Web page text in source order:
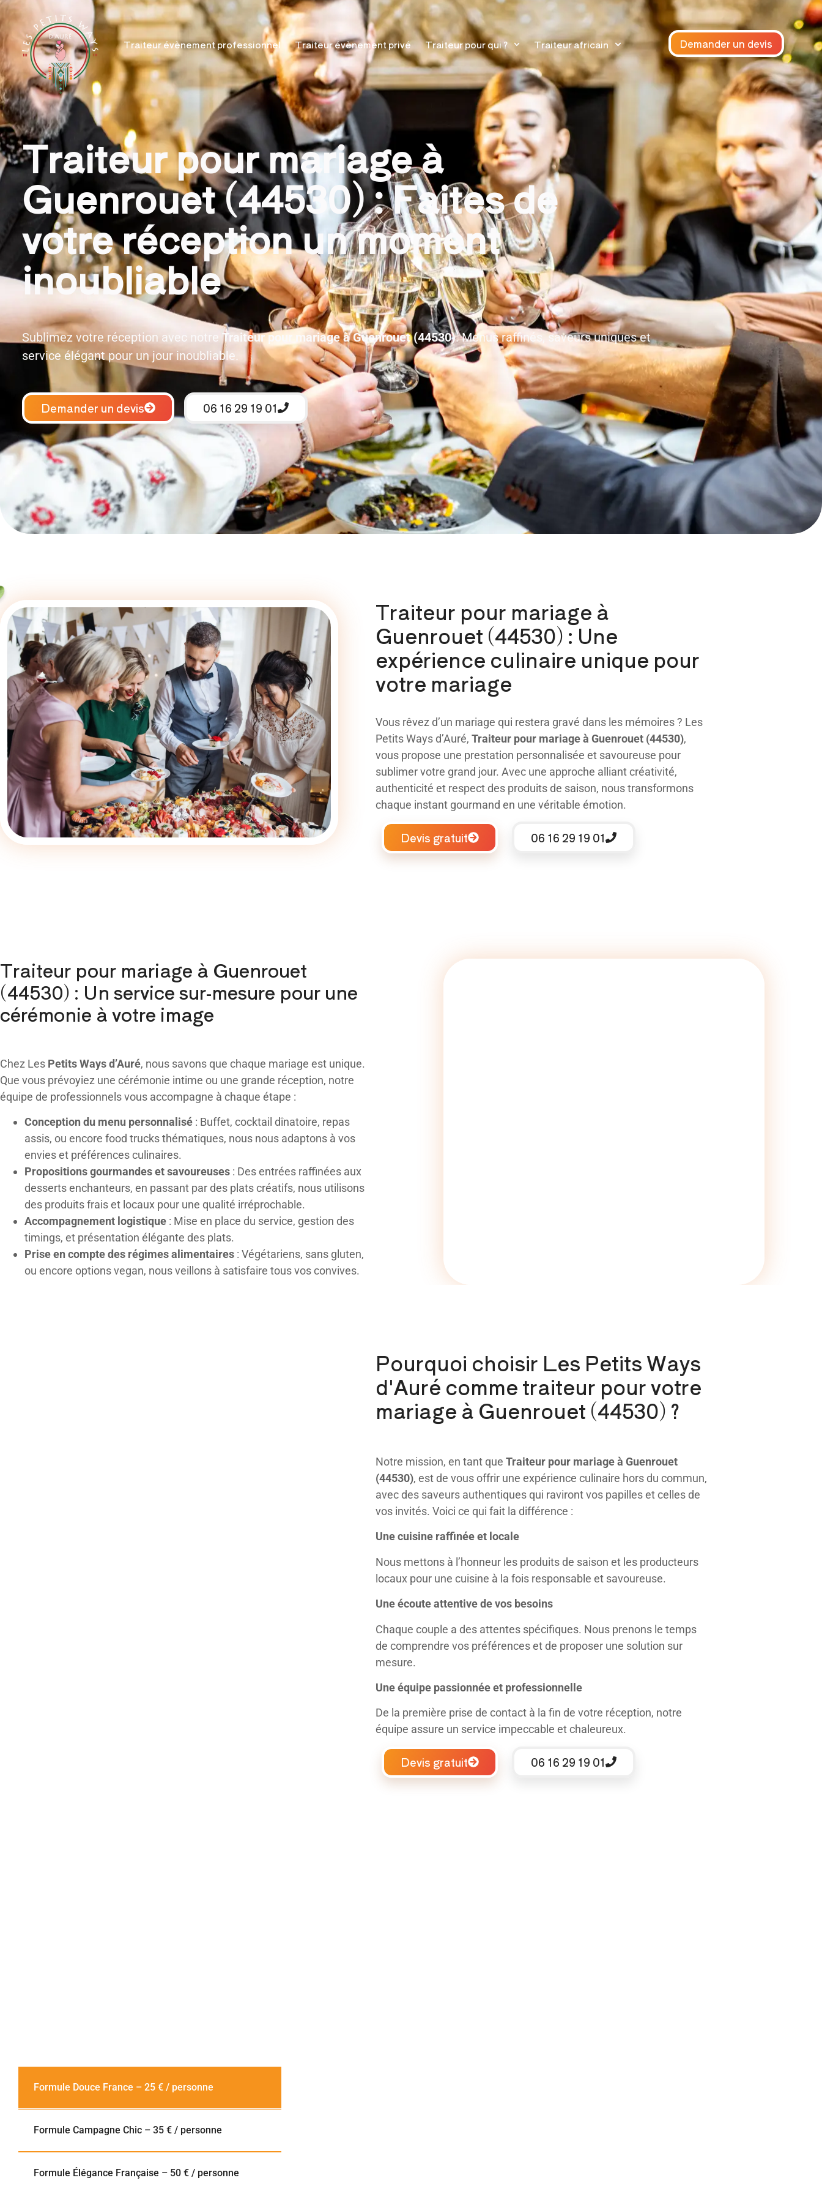
Traiteur évènement professionnel Traiteur évènement privé Traiteur pour qui ? Traiteur africain Demander un devis
Traiteur pour mariage à
Guenrouet (44530) : Faites de
votre réception un moment
inoubliable
Sublimez votre réception avec notre Traiteur pour mariage à Guenrouet (44530). Menus raffinés, saveurs uniques et
service élégant pour un jour inoubliable.
Demander un devis 06 16 29 19 01
Traiteur pour mariage à
Guenrouet (44530) : Une
expérience culinaire unique pour
votre mariage
Vous rêvez d’un mariage qui restera gravé dans les mémoires ? Les
Petits Ways d’Auré,Traiteur pour mariageà Guenrouet (44530),
vous propose une prestation personnalisée et savoureuse pour
sublimer votre grand jour. Avec une approche alliant créativité,
authenticité et respect des produits de saison, nous transformons
chaque instant gourmand en une véritable émotion.
Devis gratuit 06 16 29 19 01
Traiteur pour mariage à Guenrouet
(44530) : Un service sur-mesure pour une
cérémonie à votre image
Chez Les Petits Ways d’Auré, nous savons que chaque mariage est unique.
Que vous prévoyiez une cérémonie intime ou une grande réception, notre
équipe de professionnels vous accompagne à chaque étape :
Conception du menu personnalisé : Buffet, cocktail dînatoire, repas
assis, ou encore food trucks thématiques, nous nous adaptons à vos
envies et préférences culinaires.
Propositions gourmandes et savoureuses : Des entrées raffinées aux
desserts enchanteurs, en passant par des plats créatifs, nous utilisons
des produits frais et locaux pour une qualité irréprochable.
Accompagnement logistique : Mise en place du service, gestion des
timings, et présentation élégante des plats.
Prise en compte des régimes alimentaires : Végétariens, sans gluten,
ou encore options vegan, nous veillons à satisfaire tous vos convives.
Pourquoi choisir Les Petits Ways
d'Auré comme traiteur pour votre
mariage à Guenrouet (44530) ?
Notre mission, en tant queTraiteur pour mariage à Guenrouet
(44530), est de vous offrir une expérience culinaire hors du commun,
avec des saveurs authentiques qui raviront vos papilles et celles de
vos invités. Voici ce qui fait la différence :
Une cuisine raffinée et locale
Nous mettons à l’honneur les produits de saison et les producteurs
locaux pour une cuisine à la fois responsable et savoureuse.
Une écoute attentive de vos besoins
Chaque couple a des attentes spécifiques. Nous prenons le temps
de comprendre vos préférences et de proposer une solution sur
mesure.
Une équipe passionnée et professionnelle
De la première prise de contact à la fin de votre réception, notre
équipe assure un service impeccable et chaleureux.
Devis gratuit 06 16 29 19 01
Formule Douce France – 25 € / personne
Formule Campagne Chic – 35 € / personne
Formule Élégance Française – 50 € / personne